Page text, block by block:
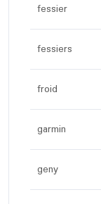
fessier
fessiers
froid
garmin
geny